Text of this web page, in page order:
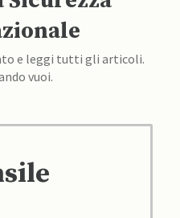
e leggi tutti gli articoli.
vuoi.